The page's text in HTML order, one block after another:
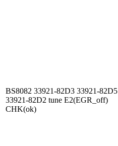
BS8082 33921-82D3 33921-82D5
33921-82D2 tune E2(EGR_off)
CHK(ok)